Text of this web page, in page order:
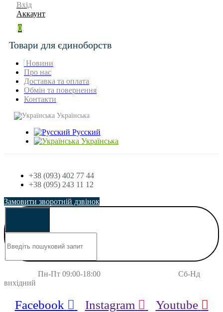
Вхід
Аккаунт
0
Товари для єдиноборств
Новини
Про нас
Доставка та оплата
Обмін та повернення
Контакти
Українська
Русский
Українська
+38 (093) 402 77 44
+38 (095) 243 11 12
Замовити зворотній дзвінок
Пн-Пт 09:00-18:00 Сб-Нд
вихідний
Facebook Instagram Youtube